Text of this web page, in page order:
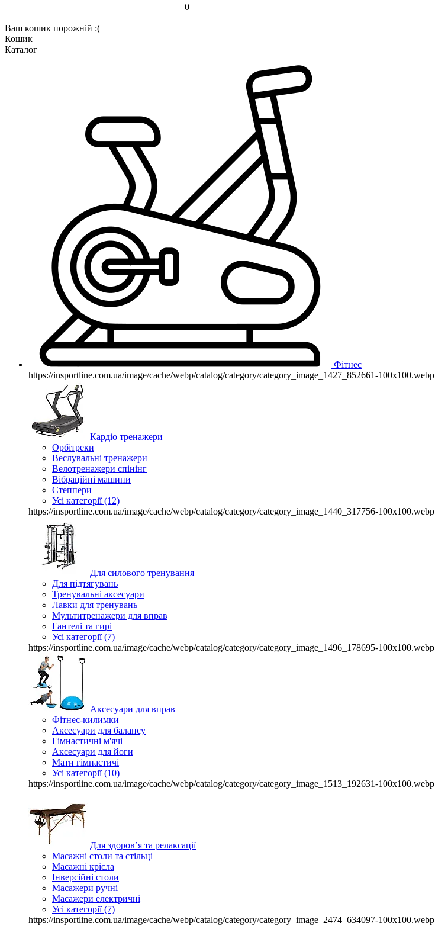
0
Ваш кошик порожній :(
Кошик
Каталог
Фітнес
https://insportline.com.ua/image/cache/webp/catalog/category/category_image_1427_852661-100x100.webp
Кардіо тренажери
Орбітреки
Веслувальні тренажери
Велотренажери спінінг
Вібраційні машини
Степпери
Усі категорії (12)
https://insportline.com.ua/image/cache/webp/catalog/category/category_image_1440_317756-100x100.webp
Для силового тренування
Для підтягувань
Тренувальні аксесуари
Лавки для тренувань
Мультитренажери для вправ
Гантелі та гирі
Усі категорії (7)
https://insportline.com.ua/image/cache/webp/catalog/category/category_image_1496_178695-100x100.webp
Аксесуари для вправ
Фітнес-килимки
Аксесуари для балансу
Гімнастичні м'ячі
Аксесуари для йоги
Мати гімнастичі
Усі категорії (10)
https://insportline.com.ua/image/cache/webp/catalog/category/category_image_1513_192631-100x100.webp
Для здоров’я та релаксації
Масажні столи та стільці
Масажні крісла
Інверсійні столи
Масажери ручні
Масажери електричні
Усі категорії (7)
https://insportline.com.ua/image/cache/webp/catalog/category/category_image_2474_634097-100x100.webp